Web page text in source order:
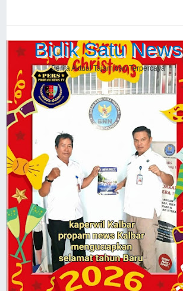
Bidik Satu News
Berita Aktual Tajam dan Terpercaya